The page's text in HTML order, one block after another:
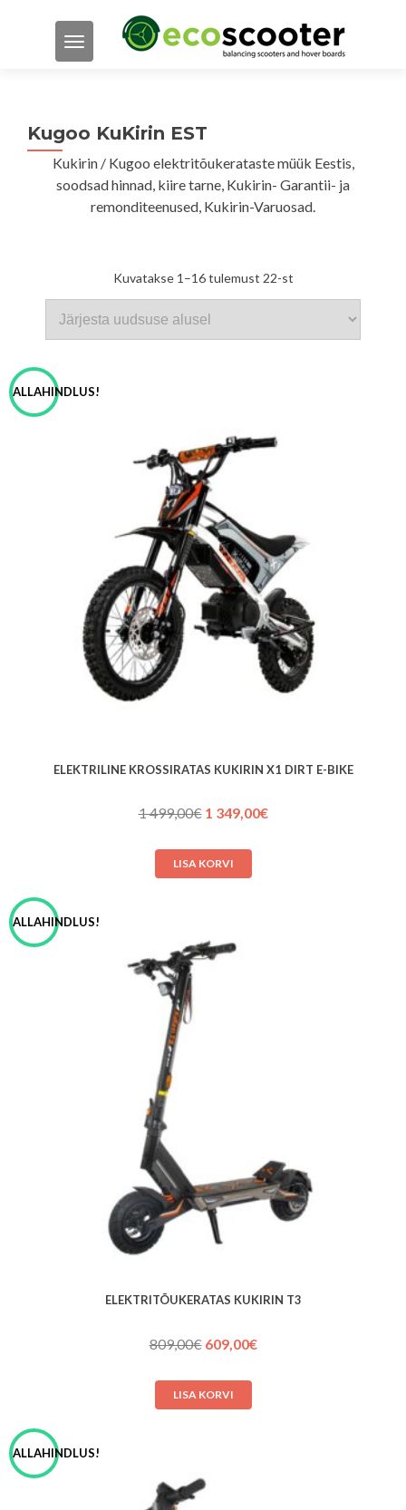
TOGGLE NAVIGATION
Kugoo KuKirin EST
Kukirin / Kugoo elektritõukerataste müük Eestis,
soodsad hinnad, kiire tarne, Kukirin- Garantii- ja
remonditeenused, Kukirin-Varuosad.
Kuvatakse 1–16 tulemust 22-stSorditud
ALLAHINDLUS!
ELEKTRILINE KROSSIRATAS KUKIRIN X1 DIRT E-BIKE
1 499,00€ Algne
oli:
1 499,00€.
1 349,00€Praegune
LISA KORVI
ALLAHINDLUS!
ELEKTRITÕUKERATAS KUKIRIN T3
809,00€ Algne
oli:
809,00€.
609,00€Praegune
LISA KORVI
ALLAHINDLUS!